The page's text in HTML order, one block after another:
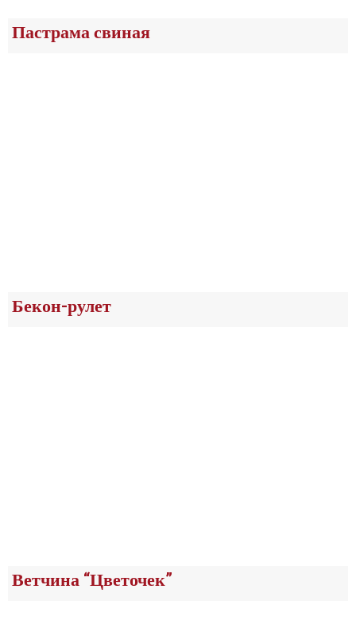
Пастрама свиная
Бекон-рулет
Ветчина “Цветочек”